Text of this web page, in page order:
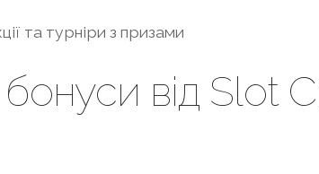
та турніри з призами
від Slot